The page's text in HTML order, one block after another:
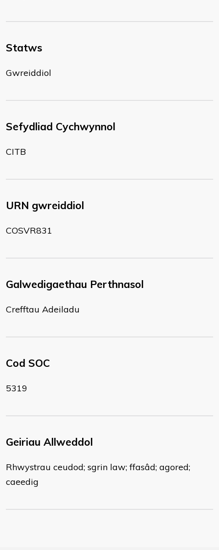
Statws
Gwreiddiol
Sefydliad Cychwynnol
CITB
URN gwreiddiol
COSVR831
Galwedigaethau Perthnasol
Crefftau Adeiladu
Cod SOC
5319
Geiriau Allweddol
Rhwystrau ceudod; sgrin law; ffasâd; agored;
caeedig